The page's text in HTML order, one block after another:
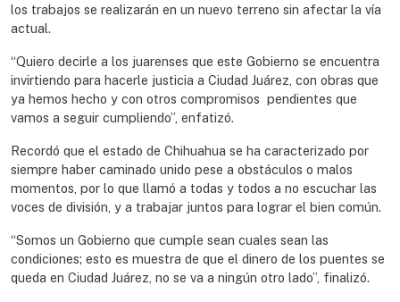
los trabajos se realizarán en un nuevo terreno sin afectar la vía
actual.
“Quiero decirle a los juarenses que este Gobierno se encuentra
invirtiendo para hacerle justicia a Ciudad Juárez, con obras que
ya hemos hecho y con otros compromisos pendientes que
vamos a seguir cumpliendo”, enfatizó.
Recordó que el estado de Chihuahua se ha caracterizado por
siempre haber caminado unido pese a obstáculos o malos
momentos, por lo que llamó a todas y todos a no escuchar las
voces de división, y a trabajar juntos para lograr el bien común.
“Somos un Gobierno que cumple sean cuales sean las
condiciones; esto es muestra de que el dinero de los puentes se
queda en Ciudad Juárez, no se va a ningún otro lado”, finalizó.